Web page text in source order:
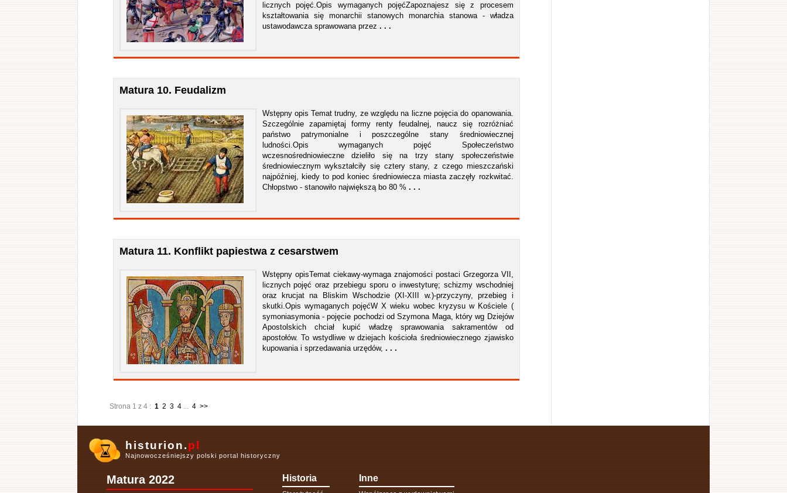
licznych pojęć.Opis wymaganych pojęćZapoznajesz się z procesem
kształtowania się monarchii stanowych monarchia stanowa - władza
ustawodawcza sprawowana przez . . .
Matura 10. Feudalizm
Wstępny opis Temat trudny, ze względu na liczne pojęcia do opanowania.
Szczególnie zapamiętaj formy renty feudalnej, naucz się rozróżniać
państwo patrymonialne i poszczególne stany średniowiecznej
ludności.Opis wymaganych pojęć Społeczeństwo
wczesnośredniowieczne dzieliło się na trzy stany społeczeństwie
średniowiecznym wykształciły się cztery stany, z czego mieszczański
najpóźniej, kiedy to pod koniec średniowiecza miasta zaczęły rozkwitać.
Chłopstwo - stanowiło największą bo 80 % . . .
Matura 11. Konflikt papiestwa z cesarstwem
Wstępny opisTemat ciekawy-wymaga znajomości postaci Grzegorza VII,
licznych pojęć oraz przebiegu sporu o inwestyturę; schizmy wschodniej
oraz krucjat na Bliskim Wschodzie (XI-XIII w.)-przyczyny, przebieg i
skutki.Opis wymaganych pojęćW X wieku wobec kryzysu w Kościele (
symoniasymonia - pojęcie pochodzi od Szymona Maga, który wg Dziejów
Apostolskich chciał kupić władzę sprawowania sakramentów od
apostołów. To wstydliwe w dziejach kościoła średniowiecznego zjawisko
kupowania i sprzedawania urzędów, . . .
Strona 1 z 4 : 1 2 3 4... 4 >>
histurion.pl
Najnowocześniejszy polski portal historyczny
Matura 2022 Historia Inne